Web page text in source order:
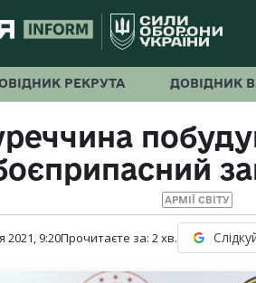
РЕКРУТА ДОВІДНИК
АРМІЇ СВІТУ
2021, 9:20Прочитаєте за: 2хв.